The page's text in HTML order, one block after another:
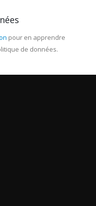
pour en apprendre
de données.